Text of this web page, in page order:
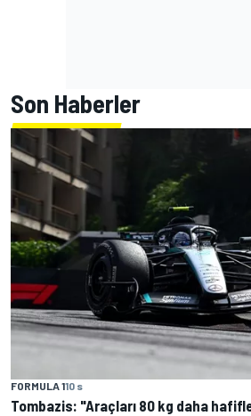
Son Haberler
FORMULA 110 s
Tombazis: "Araçları 80 kg daha